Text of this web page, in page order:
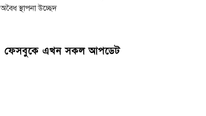
অবৈধ স্থাপনা উচ্ছেদ
ফেসবুকে এখন সকল আপডেট